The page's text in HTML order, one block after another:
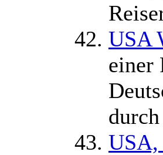
USA
einer
USA,